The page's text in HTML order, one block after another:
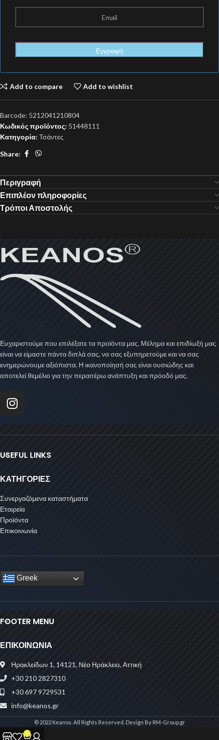
Add to compare Add to wishlist
Barcode: 5212041210804
Κωδικός προϊόντος: 51448111
Κατηγορία: Τσάντες
Share:
Περιγραφή
Επιπλέον πληροφορίες
Τρόποι Αποστολής
Ευχαριστούμε που επιλέξατε τα προϊόντα μας. Μέλημα και επιδίωξή μας
είναι να είμαστε πάντα διπλά σας, να σας εξυπηρετούμε και να σας
ενημερώνουμε αξιόπιστα. Η ικανοποίησή σας είναι ουσιώδης και
αποτελεί θεμέλιο για την περαιτέρω ανάπτυξη και πρόοδό μας.
USEFUL LINKS
ΚΑΤΗΓΟΡΙΕΣ
Συνεργαζόμενα καταστήματα
Εταιρεία
Προϊόντα
Επικοινωνία
Greek
FOOTER MENU
ΕΠΙΚΟΙΝΩΝΙΑ
Ηρακλείδων 1, 14121, Νέο Ηράκλειο, Αττική
+30 210 2827310
+30 697 9729531
info@keanos.gr
© 2022 Keanos. All Rights Reserved. Design By RM-Group.gr
0